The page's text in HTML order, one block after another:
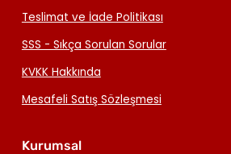
Teslimat ve İade Politikası
SSS - Sıkça Sorulan Sorular
KVKK Hakkında
Mesafeli Satış Sözleşmesi
Kurumsal